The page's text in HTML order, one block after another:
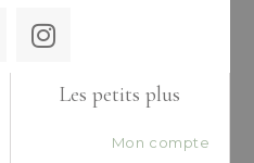
Les petits plus
Mon compte